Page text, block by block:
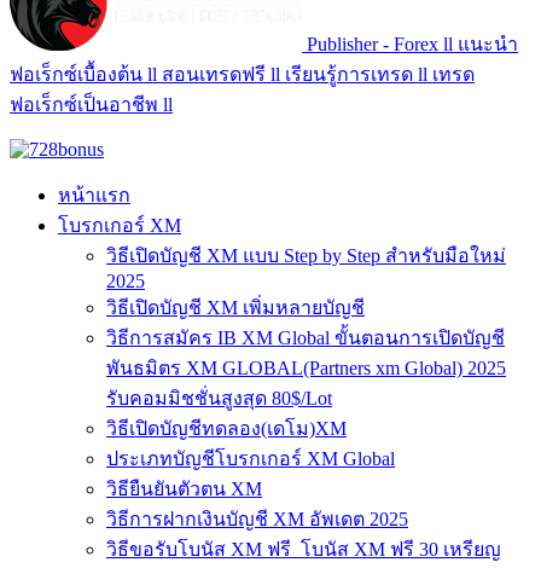
Publisher - Forex ll แนะนำ
ฟอเร็กซ์เบื้องต้น ll สอนเทรดฟรี ll เรียนรู้การเทรด ll เทรด
ฟอเร็กซ์เป็นอาชีพ ll
หน้าแรก
โบรกเกอร์ XM
วิธีเปิดบัญชี XM แบบ Step by Step สำหรับมือใหม่
2025
วิธีเปิดบัญชี XM เพิ่มหลายบัญชี
วิธีการสมัคร IB XM Global ขั้นตอนการเปิดบัญชี
พันธมิตร XM GLOBAL(Partners xm Global) 2025
รับคอมมิชชั่นสูงสุด 80$/Lot
วิธีเปิดบัญชีทดลอง(เดโม)XM
ประเภทบัญชีโบรกเกอร์ XM Global
วิธียืนยันตัวตน XM
วิธีการฝากเงินบัญชี XM อัพเดต 2025
วิธีขอรับโบนัส XM ฟรี โบนัส XM ฟรี 30 เหรียญ